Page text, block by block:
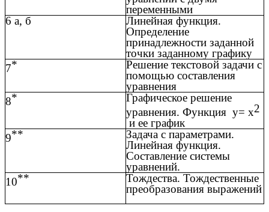
переменными
6 а, б
Линейная функция.
Определение
принадлежности заданной
точки заданному графику
7*
Решение текстовой задачи с
помощью составления
уравнения
8*
Графическое решение
уравнения. Функция y= x2
и ее график
9**
Задача с параметрами.
Линейная функция.
Составление системы
уравнений.
10**
Тождества. Тождественные
преобразования выражений